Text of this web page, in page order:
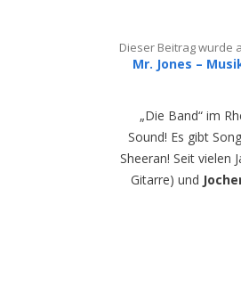
Dieser Beitrag wurde
Mr. Jones –
„Die Band“ im
Sound! Es gibt
Sheeran! Seit vielen
Gitarre) und